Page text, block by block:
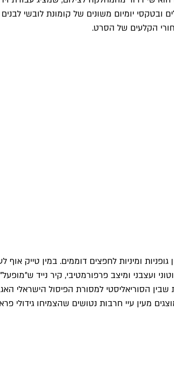
יומיום משונים של קומונת לובשי לבנים
הקלעים של הסרט.
ומיניות לחפצים דוממים. במין טייק אוף
ועצבני ומיצב פרפורמטיבי, קיר נייד
שבין הסוריאליסטי למסורת הפיסול
מעין עיי חרבות נטושים שהצמיחו גידולי